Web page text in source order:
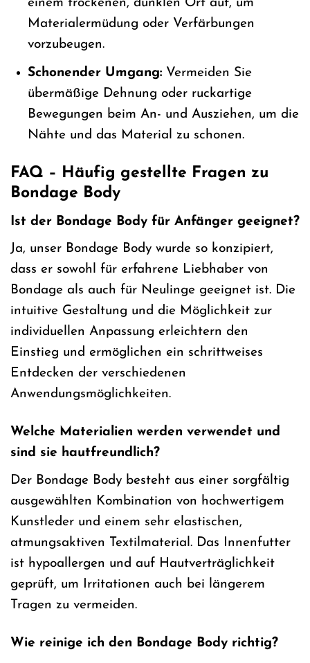
einem trockenen, dunklen Ort auf, um
Materialermüdung oder Verfärbungen
vorzubeugen.
Schonender Umgang:Vermeiden Sie
übermäßige Dehnung oder ruckartige
Bewegungen beim An- und Ausziehen, um die
Nähte und das Material zu schonen.
FAQ – Häufig gestellte Fragen zu
Bondage Body
Ist der Bondage Body für Anfänger geeignet?
Ja, unser Bondage Body wurde so konzipiert,
dass er sowohl für erfahrene Liebhaber von
Bondage als auch für Neulinge geeignet ist. Die
intuitive Gestaltung und die Möglichkeit zur
individuellen Anpassung erleichtern den
Einstieg und ermöglichen ein schrittweises
Entdecken der verschiedenen
Anwendungsmöglichkeiten.
Welche Materialien werden verwendet und
sind sie hautfreundlich?
Der Bondage Body besteht aus einer sorgfältig
ausgewählten Kombination von hochwertigem
Kunstleder und einem sehr elastischen,
atmungsaktiven Textilmaterial. Das Innenfutter
ist hypoallergen und auf Hautverträglichkeit
geprüft, um Irritationen auch bei längerem
Tragen zu vermeiden.
Wie reinige ich den Bondage Body richtig?